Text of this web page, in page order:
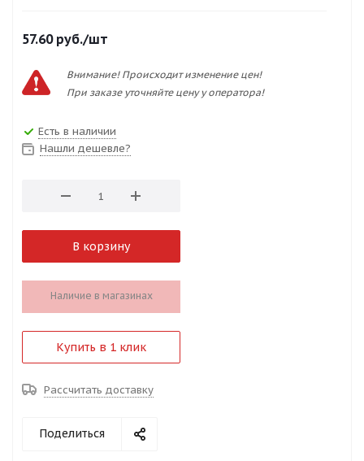
57.60руб./шт
Внимание! Происходит изменение цен!
При заказе уточняйте цену у оператора!
Есть в наличии
Нашли дешевле?
В корзину
Наличие в магазинах
Купить в 1 клик
Рассчитать доставку
Поделиться